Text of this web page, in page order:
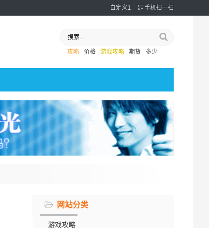
自定义1 手机扫一扫
攻略 价格 游戏攻略 期货 多少
网站分类
游戏攻略